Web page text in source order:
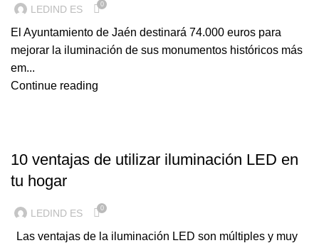
LEDIND ES 0
El Ayuntamiento de Jaén destinará 74.000 euros para
mejorar la iluminación de sus monumentos históricos más
em...
Continue reading
10 ventajas de utilizar iluminación LED en
tu hogar
LEDIND ES 0
Las ventajas de la iluminación LED son múltiples y muy